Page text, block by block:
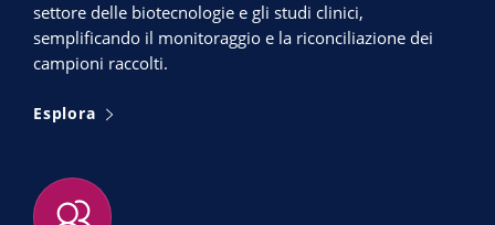
settore delle biotecnologie e gli studi clinici,
semplificando il monitoraggio e la riconciliazione dei
campioni raccolti.
Esplora